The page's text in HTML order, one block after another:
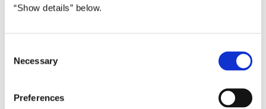
“Show details” below.
Necessary
Preferences
Danmarks bidrag til stabilitet og sikkerhed.
mig – kan være den voksne i klassen på den internationale
Danmark har også brug for Europa. Vi er en lille åben